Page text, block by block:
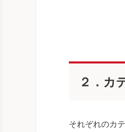
２．カ
それぞれのカ